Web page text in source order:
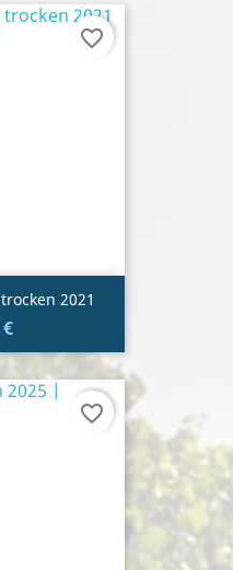
2021
favorite_border
favorite_border